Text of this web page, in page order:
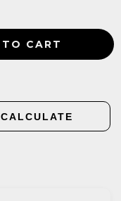
CALCULATE